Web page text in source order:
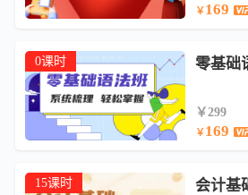
￥169
0课时 零基础
￥299
￥169
15课时 会计基